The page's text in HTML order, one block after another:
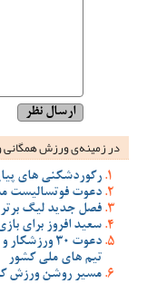
در زمینه‌ی ورزش همگانی
رکوردشکنی های
دعوت فوتسالیست
فصل جدید لیگ برتر
سعید افروز برای
دعوت 30
تیم های ملی کشور
مسیر روشن ورزش